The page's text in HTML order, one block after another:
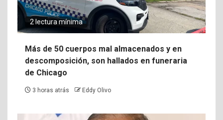
2 lectura mínima
Más de 50 cuerpos mal almacenados y en
descomposición, son hallados en funeraria
de Chicago
3 horas atrás Eddy Olivo